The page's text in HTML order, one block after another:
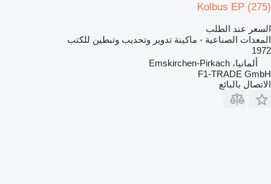
Kolbus EP (275)
السعر عند الطلب
المعدات الصناعية - ماكينة تدوير وتحديب وتبطين للكتب
1972
ألمانيا، Emskirchen-Pirkach
F1-TRADE GmbH
الاتصال بالبائع